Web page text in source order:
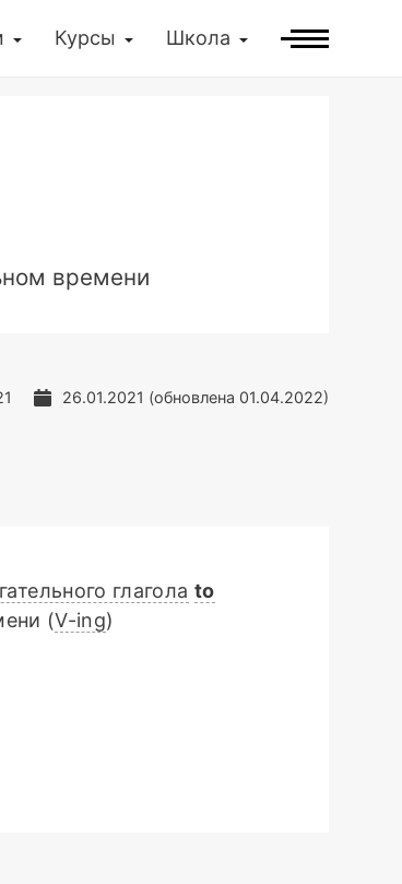
Курсы Школа
времени
26.01.2021 (обновлена 01.04.2022)
глагола to
(V-ing)